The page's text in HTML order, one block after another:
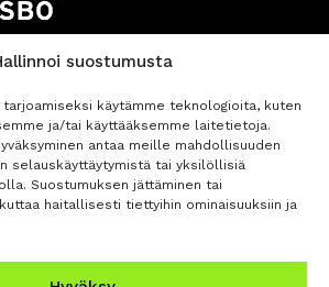
suostumusta
tarjoamiseksi käytämme teknologioita, kuten
ja/tai käyttääksemme laitetietoja.
antaa meille mahdollisuuden
selauskäyttäytymistä tai yksilöllisiä
Suostumuksen jättäminen tai
haitallisesti tiettyihin ominaisuuksiin ja